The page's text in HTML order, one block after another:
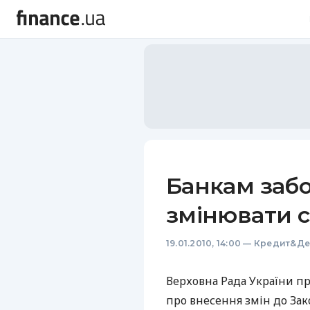
Банкам
змінювати
19.01.2010, 14:00 —
Верховна Рада України
про внесення змін до